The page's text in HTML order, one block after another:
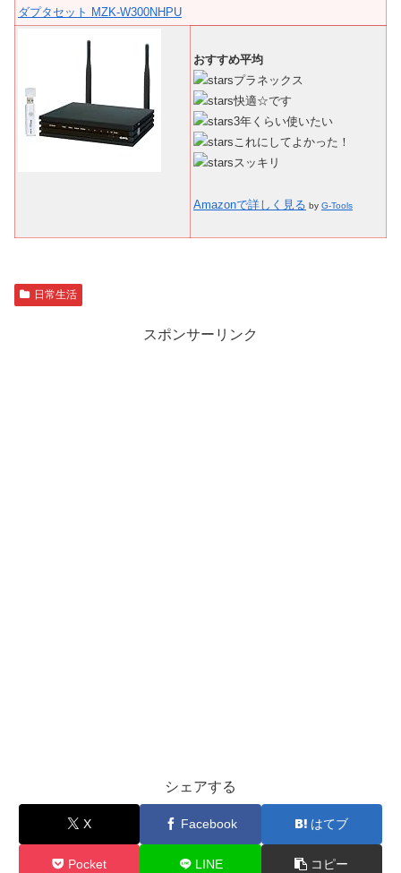
ダプタセット MZK-W300NHPU
おすすめ平均
プラネックス
快適☆です
3年くらい使いたい
これにしてよかった！
スッキリ
Amazonで詳しく見る by G-Tools
日常生活
スポンサーリンク
シェアする
X Facebook はてブ
Pocket LINE コピー